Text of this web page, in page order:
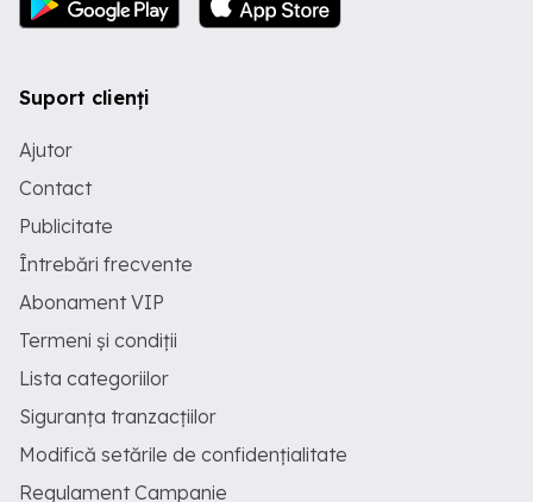
Suport clienți
Ajutor
Contact
Publicitate
Întrebări frecvente
Abonament VIP
Termeni și condiții
Lista categoriilor
Siguranța tranzacțiilor
Modifică setările de confidențialitate
Regulament Campanie